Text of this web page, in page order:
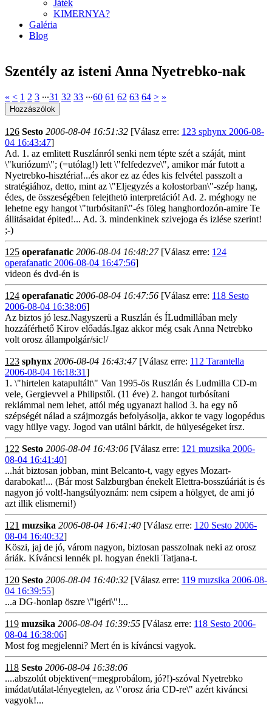
Játék
KIMERNYA?
Galéria
Blog
Szentély az isteni Anna Nyetrebko-nak
« < 1 2 3 ∙∙∙31 32 33 ∙∙∙60 61 62 63 64 > »
126 Sesto 2006-08-04 16:51:32 [Válasz erre: 123 sphynx 2006-08-
04 16:43:47]
Ad. 1. az emlitett Ruszlánról senki nem tépte szét a száját, mint
\"kuriózum\"; (=utólag!) lett \"felfedezve\", amikor már futott a
Nyetrebko-hisztéria!...és akor ez az édes kis felvétel passzolt a
stratégiához, detto, mint az \"Eljegyzés a kolostorban\"-szép hang,
édes, de összeségében felejthetö interpretáció! Ad. 2. méghogy ne
lehetne egy hangot \"turbósitani\"-és föleg hanghordozón-amire Te
állitásaidat épited!... Ad. 3. mindenkinek szivejoga és izlése szerint!
;-)
125 operafanatic 2006-08-04 16:48:27[Válasz erre: 124
operafanatic 2006-08-04 16:47:56]
videon és dvd-én is
124 operafanatic 2006-08-04 16:47:56 [Válasz erre: 118 Sesto
2006-08-04 16:38:06]
Az biztos jó lesz.Nagyszerü a Ruszlán és ÍLudmillában mely
hozzáférhető Kirov előadás.Igaz akkor még csak Anna Netrebko
volt orosz állampolgár/sic!/
123 sphynx 2006-08-04 16:43:47[Válasz erre: 112 Tarantella
2006-08-04 16:18:31]
1. \"hirtelen katapultált\" Van 1995-ös Ruszlán és Ludmilla CD-m
vele, Gergievvel a Philipstől. (11 éve) 2. hangot turbósítani
reklámmal nem lehet, attól még ugyanazt hallod 3. ha egy nő
szépségét nálad a szájmozgás befolyásolja, akkor te vagy logopédus
vagy hülye vagy. Jogod van utálni bárkit, de hülyeségeket írsz.
122 Sesto 2006-08-04 16:43:06 [Válasz erre: 121 muzsika 2006-
08-04 16:41:40]
...hát biztosan jobban, mint Belcanto-t, vagy egyes Mozart-
darabokat!... (Bár most Salzburgban énekelt Elettra-bosszúáriát is és
nagyon jó volt!-hangsúlyoznám: nem csipem a hölgyet, de ami jó
azt illik elismerni!)
121 muzsika 2006-08-04 16:41:40 [Válasz erre: 120 Sesto 2006-
08-04 16:40:32]
Köszi, jaj de jó, várom nagyon, biztosan passzolnak neki az orosz
áriák. Kíváncsi lennék pl. hogyan énekli Tatjana-t.
120 Sesto 2006-08-04 16:40:32 [Válasz erre: 119 muzsika 2006-08-
04 16:39:55]
...a DG-honlap öszre \"igéri\"!...
119 muzsika 2006-08-04 16:39:55 [Válasz erre: 118 Sesto 2006-
08-04 16:38:06]
Most fog megjelenni? Mert én is kíváncsi vagyok.
118 Sesto 2006-08-04 16:38:06
....abszolút objektiven(=megprobálom, jó?!)-szóval Nyetrebko
imádat/utálat-lényegtelen, az \"orosz ária CD-re\" azért kiváncsi
vagyok!...